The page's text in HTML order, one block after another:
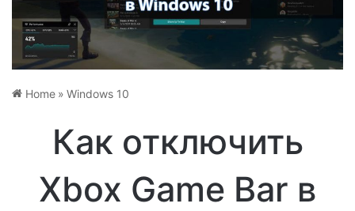
Home » Windows 10
Как отключить
Xbox Game Bar в